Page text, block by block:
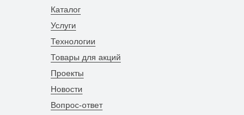
Каталог
Услуги
Технологии
Товары для акций
Проекты
Новости
Вопрос-ответ